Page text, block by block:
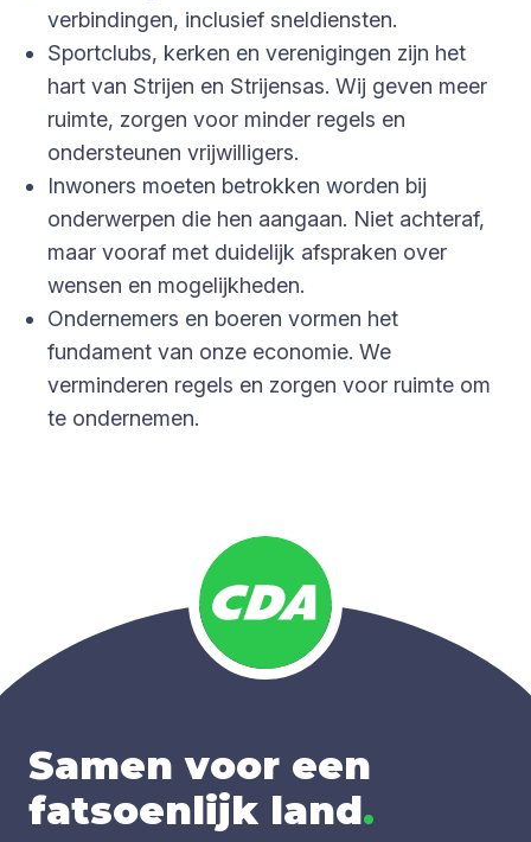
verbindingen, inclusief sneldiensten.
Sportclubs, kerken en verenigingen zijn het
hart van Strijen en Strijensas. Wij geven meer
ruimte, zorgen voor minder regels en
ondersteunen vrijwilligers.
Inwoners moeten betrokken worden bij
onderwerpen die hen aangaan. Niet achteraf,
maar vooraf met duidelijk afspraken over
wensen en mogelijkheden.
Ondernemers en boeren vormen het
fundament van onze economie. We
verminderen regels en zorgen voor ruimte om
te ondernemen.
Samen voor een
fatsoenlijk land.